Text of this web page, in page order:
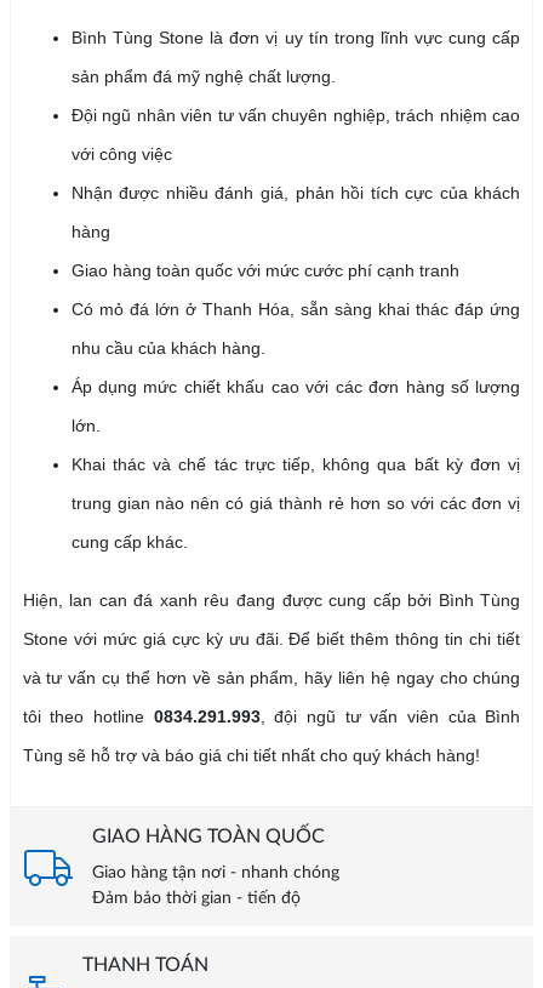
Bình Tùng Stone là đơn vị uy tín trong lĩnh vực cung cấp
sản phẩm đá mỹ nghệ chất lượng.
Đội ngũ nhân viên tư vấn chuyên nghiệp, trách nhiệm cao
với công việc
Nhận được nhiều đánh giá, phản hồi tích cực của khách
hàng
Giao hàng toàn quốc với mức cước phí cạnh tranh
Có mỏ đá lớn ở Thanh Hóa, sẵn sàng khai thác đáp ứng
nhu cầu của khách hàng.
Áp dụng mức chiết khấu cao với các đơn hàng số lượng
lớn.
Khai thác và chế tác trực tiếp, không qua bất kỳ đơn vị
trung gian nào nên có giá thành rẻ hơn so với các đơn vị
cung cấp khác.
Hiện, lan can đá xanh rêu đang được cung cấp bởi Bình Tùng
Stone với mức giá cực kỳ ưu đãi. Để biết thêm thông tin chi tiết
và tư vấn cụ thể hơn về sản phẩm, hãy liên hệ ngay cho chúng
tôi theo hotline 0834.291.993, đội ngũ tư vấn viên của Bình
Tùng sẽ hỗ trợ và báo giá chi tiết nhất cho quý khách hàng!
GIAO HÀNG TOÀN QUỐC
Giao hàng tận nơi - nhanh chóng
Đảm bảo thời gian - tiến độ
THANH TOÁN